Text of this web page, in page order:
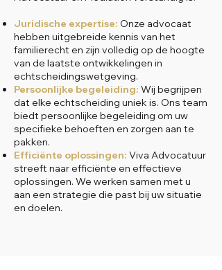
Juridische expertise: Onze advocaat
hebben uitgebreide kennis van het
familierecht en zijn volledig op de hoogte
van de laatste ontwikkelingen in
echtscheidingswetgeving.
Persoonlijke begeleiding: Wij begrijpen
dat elke echtscheiding uniek is. Ons team
biedt persoonlijke begeleiding om uw
specifieke behoeften en zorgen aan te
pakken.
Efficiënte oplossingen: Viva Advocatuur
streeft naar efficiënte en effectieve
oplossingen. We werken samen met u
aan een strategie die past bij uw situatie
en doelen.